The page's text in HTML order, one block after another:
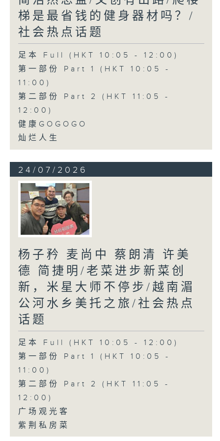
梯是最省钱的健身器材吗？/
社会热点话题
足本 Full (HKT 10:05 - 12:00)
第一部份 Part 1 (HKT 10:05 -
11:00)
第二部份 Part 2 (HKT 11:05 -
12:00)
健康GOGOGO
灿烂人生
24/07/2026
杨子矜 麦尚中 蔡朗清 许美
德 简捷明/老菜进步新菜创
新，米星大师不停步/越南湄
公河水乡美托之旅/社会热点
话题
足本 Full (HKT 10:05 - 12:00)
第一部份 Part 1 (HKT 10:05 -
11:00)
第二部份 Part 2 (HKT 11:05 -
12:00)
广场观光客
紫荆私房菜